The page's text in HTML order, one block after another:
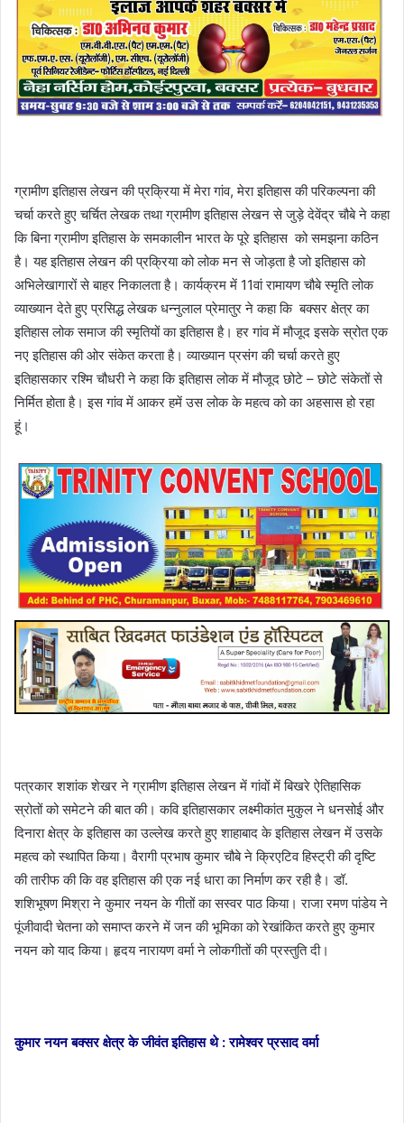
ग्रामीण इतिहास लेखन की प्रक्रिया में मेरा गांव, मेरा इतिहास की परिकल्पना की
चर्चा करते हुए चर्चित लेखक तथा ग्रामीण इतिहास लेखन से जुड़े देवेंद्र चौबे ने कहा
कि बिना ग्रामीण इतिहास के समकालीन भारत के पूरे इतिहास को समझना कठिन
है। यह इतिहास लेखन की प्रक्रिया को लोक मन से जोड़ता है जो इतिहास को
अभिलेखागारों से बाहर निकालता है। कार्यक्रम में 11वां रामायण चौबे स्मृति लोक
व्याख्यान देते हुए प्रसिद्ध लेखक धन्नुलाल प्रेमातुर ने कहा कि बक्सर क्षेत्र का
इतिहास लोक समाज की स्मृतियों का इतिहास है। हर गांव में मौजूद इसके स्रोत एक
नए इतिहास की ओर संकेत करता है। व्याख्यान प्रसंग की चर्चा करते हुए
इतिहासकार रश्मि चौधरी ने कहा कि इतिहास लोक में मौजूद छोटे – छोटे संकेतों से
निर्मित होता है। इस गांव में आकर हमें उस लोक के महत्व को का अहसास हो रहा
हूं।
पत्रकार शशांक शेखर ने ग्रामीण इतिहास लेखन में गांवों में बिखरे ऐतिहासिक
स्रोतों को समेटने की बात की। कवि इतिहासकार लक्ष्मीकांत मुकुल ने धनसोई और
दिनारा क्षेत्र के इतिहास का उल्लेख करते हुए शाहाबाद के इतिहास लेखन में उसके
महत्व को स्थापित किया। वैरागी प्रभाष कुमार चौबे ने क्रिएटिव हिस्ट्री की दृष्टि
की तारीफ की कि वह इतिहास की एक नई धारा का निर्माण कर रही है। डॉ.
शशिभूषण मिश्रा ने कुमार नयन के गीतों का सस्वर पाठ किया। राजा रमण पांडेय ने
पूंजीवादी चेतना को समाप्त करने में जन की भूमिका को रेखांकित करते हुए कुमार
नयन को याद किया। हृदय नारायण वर्मा ने लोकगीतों की प्रस्तुति दी।
कुमार नयन बक्सर क्षेत्र के जीवंत इतिहास थे : रामेश्वर प्रसाद वर्मा